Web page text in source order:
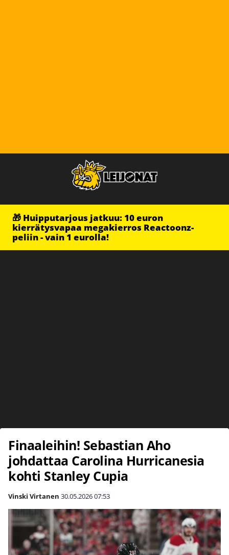
🎁 Huipputarjous jatkuu: 10 euron
kierrätysvapaa megakierros Reactoonz-
peliin - vain 1 eurolla!
Finaaleihin! Sebastian Aho
johdattaa Carolina Hurricanesia
kohti Stanley Cupia
Vinski Virtanen 30.05.202607:53